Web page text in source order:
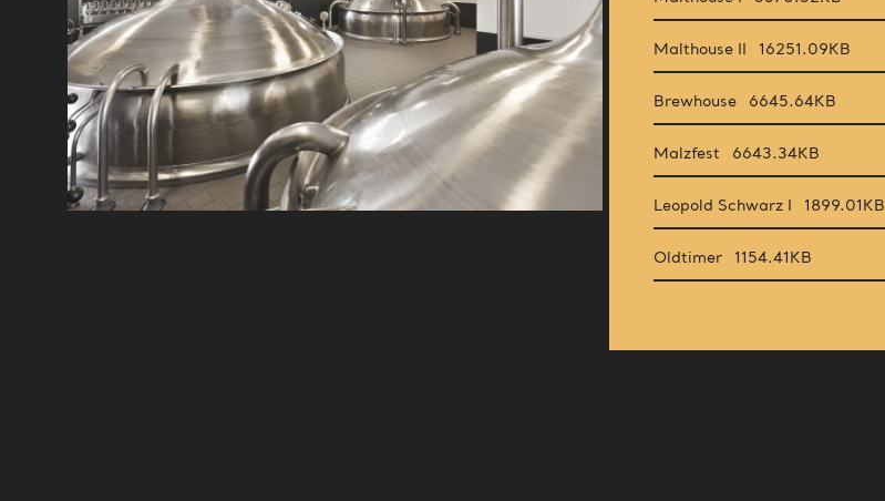
Malthouse II 16251.09KB
Brewhouse 6645.64KB
Malzfest 6643.34KB
Leopold Schwarz I 1899.01KB
Oldtimer 1154.41KB